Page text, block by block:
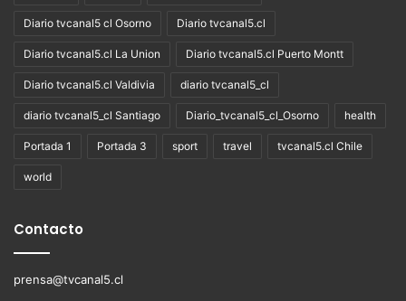
Diario tvcanal5 cl Osorno Diario tvcanal5.cl
Diario tvcanal5.cl La Union Diario tvcanal5.cl Puerto Montt
Diario tvcanal5.cl Valdivia diario tvcanal5_cl
diario tvcanal5_cl Santiago Diario_tvcanal5_cl_Osorno health
Portada 1 Portada 3 sport travel tvcanal5.cl Chile
world
Contacto
prensa@tvcanal5.cl